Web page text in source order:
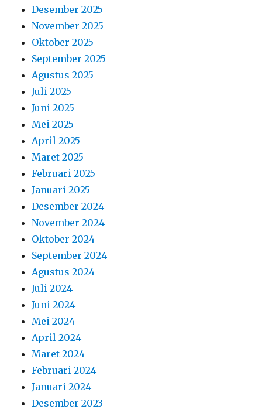
Desember 2025
November 2025
Oktober 2025
September 2025
Agustus 2025
Juli 2025
Juni 2025
Mei 2025
April 2025
Maret 2025
Februari 2025
Januari 2025
Desember 2024
November 2024
Oktober 2024
September 2024
Agustus 2024
Juli 2024
Juni 2024
Mei 2024
April 2024
Maret 2024
Februari 2024
Januari 2024
Desember 2023